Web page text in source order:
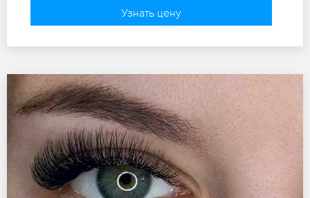
Узнать цену